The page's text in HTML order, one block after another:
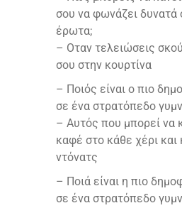
σου να φωνάζει δυνατά
έρωτα;
– Οταν τελειώσεις
σου στην κουρτίνα
– Ποιός είναι ο πιο
σε ένα στρατόπεδο
– Αυτός που μπορεί να
καφέ στο κάθε χέρι και
ντόνατς
– Ποιά είναι η πιο
σε ένα στρατόπεδο